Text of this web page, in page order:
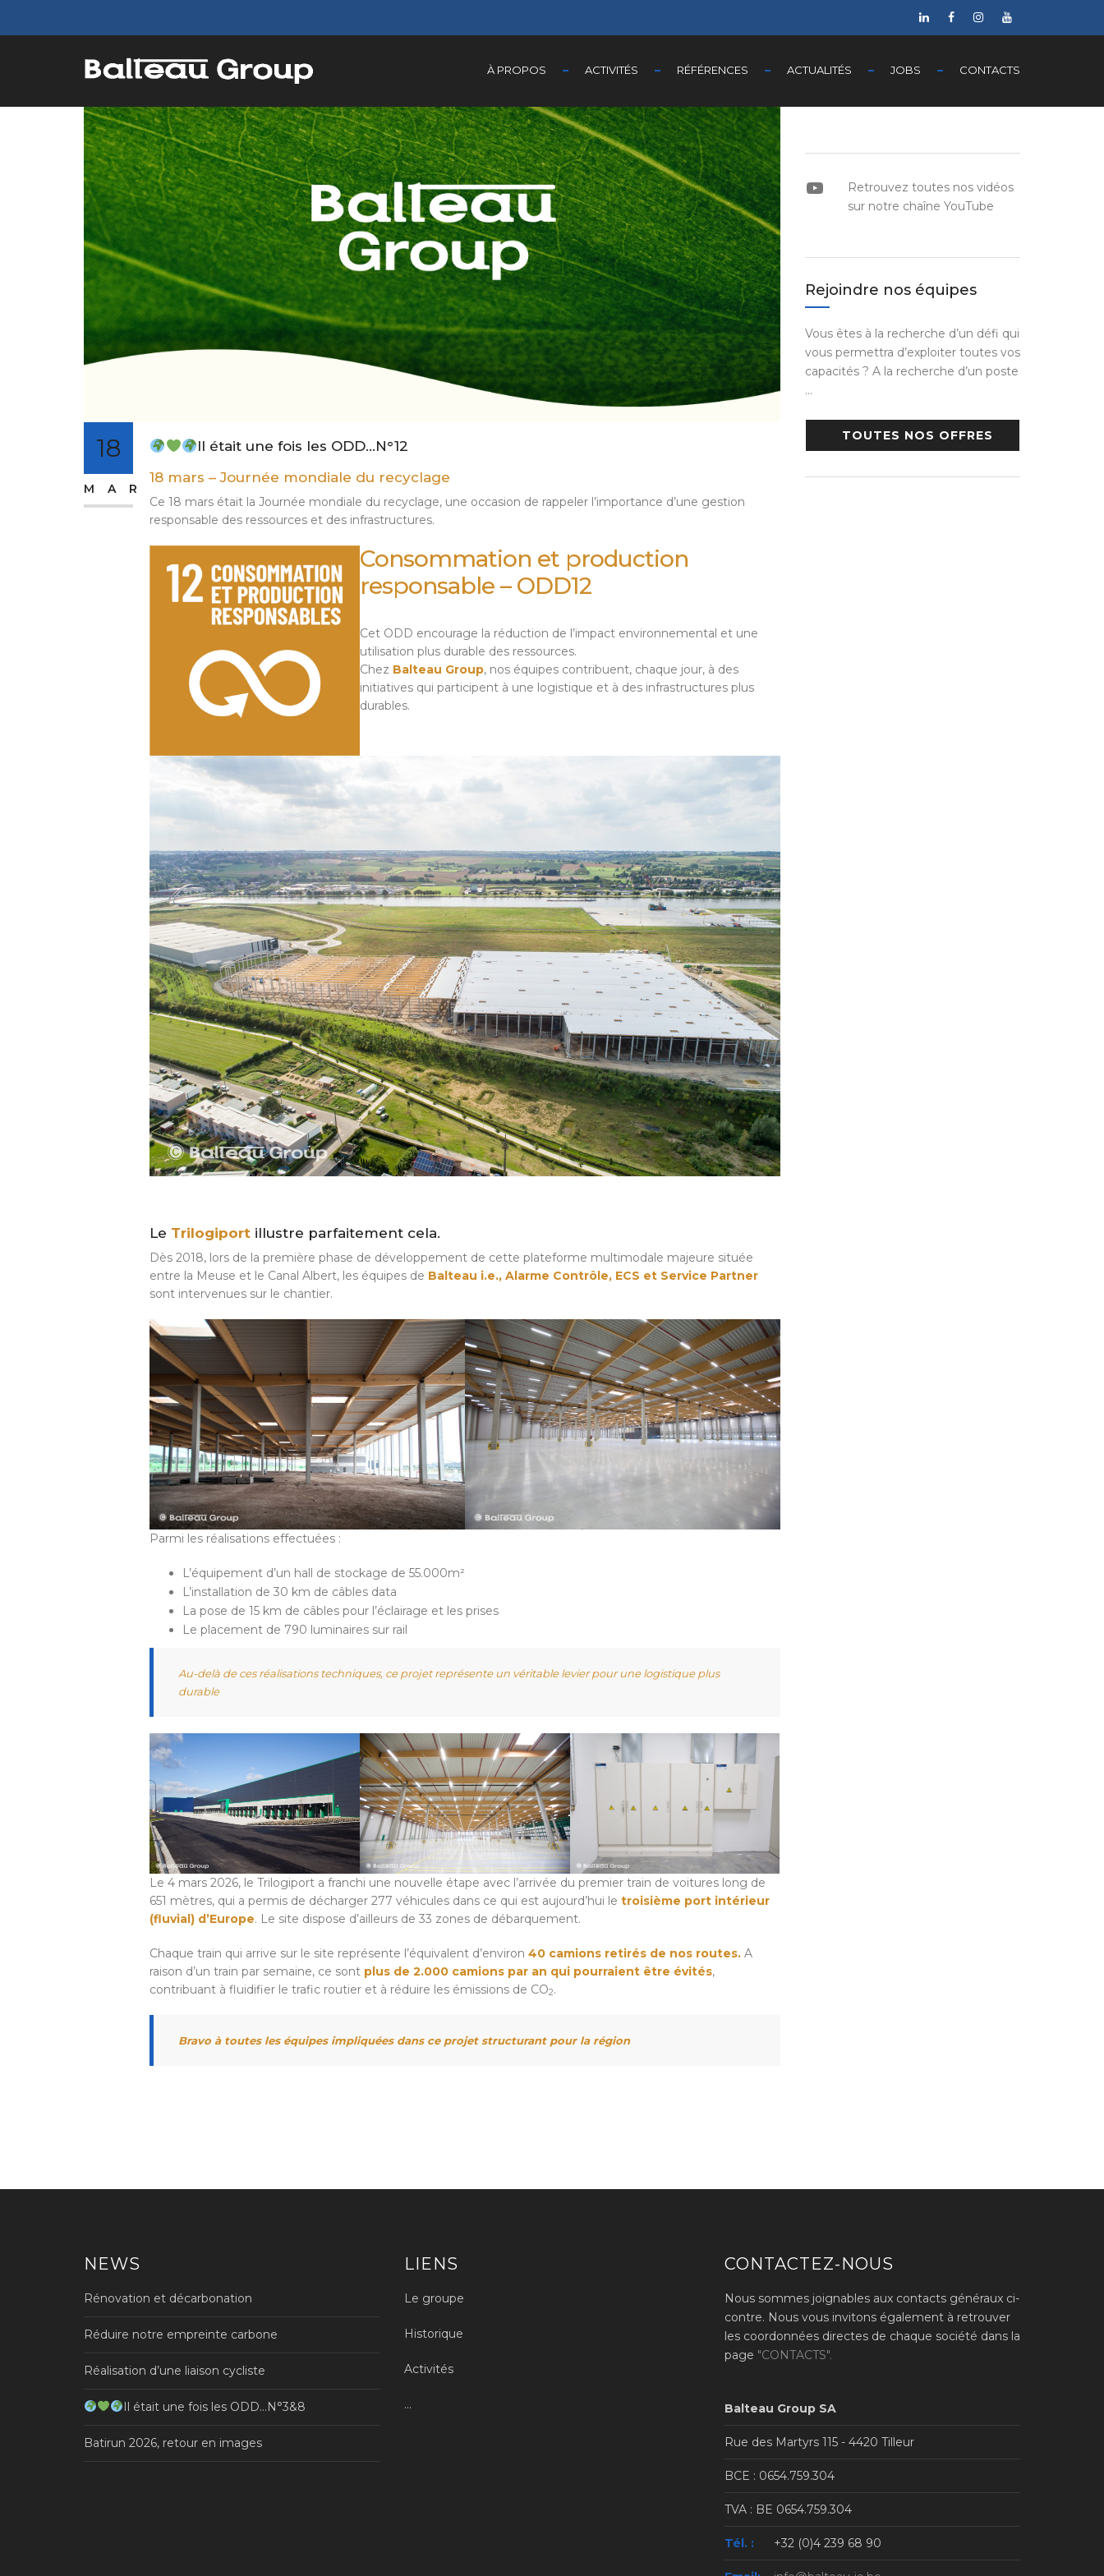
À PROPOS ACTIVITÉS RÉFÉRENCES ACTUALITÉS JOBS CONTACTS
18
MAR
Il était une fois les ODD…N°12
18 mars – Journée mondiale du recyclage
Ce 18 mars était la Journée mondiale du recyclage, une occasion de rappeler l’importance d’une gestion
responsable des ressources et des infrastructures.
Consommation et production
responsable – ODD12
Cet ODD encourage la réduction de l’impact environnemental et une
utilisation plus durable des ressources.
Chez Balteau Group, nos équipes contribuent, chaque jour, à des
initiatives qui participent à une logistique et à des infrastructures plus
durables.
Le Trilogiport illustre parfaitement cela.
Dès 2018, lors de la première phase de développement de cette plateforme multimodale majeure située
entre la Meuse et le Canal Albert, les équipes de Balteau i.e., Alarme Contrôle, ECS et Service Partner
sont intervenues sur le chantier.
Parmi les réalisations effectuées :
L’équipement d’un hall de stockage de 55.000m²
L’installation de 30 km de câbles data
La pose de 15 km de câbles pour l’éclairage et les prises
Le placement de 790 luminaires sur rail
Au-delà de ces réalisations techniques, ce projet représente un véritable levier pour une logistique plus
durable
Le 4 mars 2026, le Trilogiport a franchi une nouvelle étape avec l’arrivée du premier train de voitures long de
651 mètres, qui a permis de décharger 277 véhicules dans ce qui est aujourd’hui le troisième port intérieur
(fluvial) d’Europe. Le site dispose d’ailleurs de 33 zones de débarquement.
Chaque train qui arrive sur le site représente l’équivalent d’environ 40 camions retirés de nos routes. A
raison d’un train par semaine, ce sont plus de 2.000 camions par an qui pourraient être évités,
contribuant à fluidifier le trafic routier et à réduire les émissions de CO2.
Bravo à toutes les équipes impliquées dans ce projet structurant pour la région
YouTube
Retrouvez toutes nos vidéos
sur notre chaîne YouTube
Rejoindre nos équipes
Vous êtes à la recherche d’un défi qui
vous permettra d’exploiter toutes vos
capacités ? A la recherche d’un poste
…
TOUTES NOS OFFRES
NEWS
Rénovation et décarbonation
Réduire notre empreinte carbone
Réalisation d’une liaison cycliste
Il était une fois les ODD…N°3&8
Batirun 2026, retour en images
LIENS
Le groupe
Historique
Activités
...
CONTACTEZ-NOUS
Nous sommes joignables aux contacts généraux ci-
contre. Nous vous invitons également à retrouver
les coordonnées directes de chaque société dans la
page "CONTACTS".
Balteau Group SA
Rue des Martyrs 115 - 4420 Tilleur
BCE : 0654.759.304
TVA : BE 0654.759.304
Tél. : +32 (0)4 239 68 90